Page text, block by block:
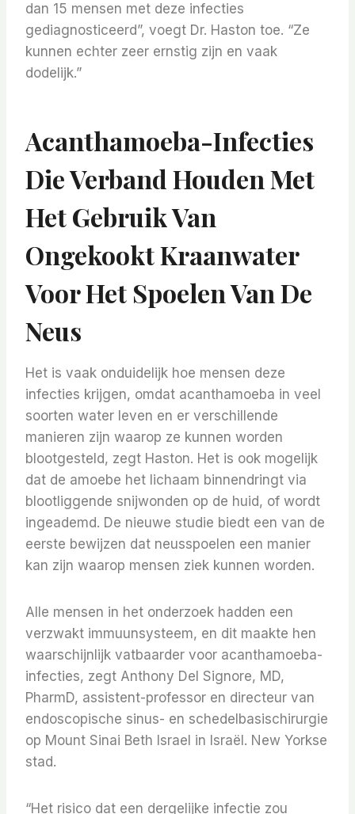
dan 15 mensen met deze infecties
gediagnosticeerd”, voegt Dr. Haston toe. “Ze
kunnen echter zeer ernstig zijn en vaak
dodelijk.”
Acanthamoeba-Infecties
Die Verband Houden Met
Het Gebruik Van
Ongekookt Kraanwater
Voor Het Spoelen Van De
Neus
Het is vaak onduidelijk hoe mensen deze
infecties krijgen, omdat acanthamoeba in veel
soorten water leven en er verschillende
manieren zijn waarop ze kunnen worden
blootgesteld, zegt Haston. Het is ook mogelijk
dat de amoebe het lichaam binnendringt via
blootliggende snijwonden op de huid, of wordt
ingeademd. De nieuwe studie biedt een van de
eerste bewijzen dat neusspoelen een manier
kan zijn waarop mensen ziek kunnen worden.
Alle mensen in het onderzoek hadden een
verzwakt immuunsysteem, en dit maakte hen
waarschijnlijk vatbaarder voor acanthamoeba-
infecties, zegt Anthony Del Signore, MD,
PharmD, assistent-professor en directeur van
endoscopische sinus- en schedelbasischirurgie
op Mount Sinai Beth Israel in Israël. New Yorkse
stad.
“Het risico dat een dergelijke infectie zou